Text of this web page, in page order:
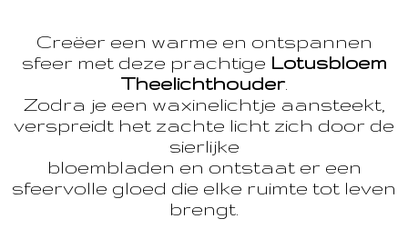
Creëer een warme en ontspannen
sfeer met deze prachtige Lotusbloem
Theelichthouder.
Zodra je een waxinelichtje aansteekt,
verspreidt het zachte licht zich door de
sierlijke
bloembladen en ontstaat er een
sfeervolle gloed die elke ruimte tot leven
brengt.